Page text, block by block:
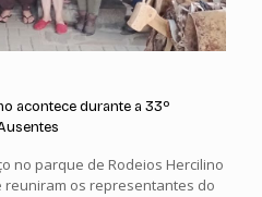
acontece durante a 33º
no parque de Rodeios Hercilino
reuniram os representantes do